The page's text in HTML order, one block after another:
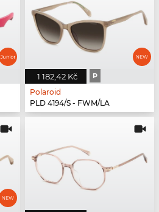
1 182,42 Kč P
Polaroid
PLD 4194/S - FWM/LA